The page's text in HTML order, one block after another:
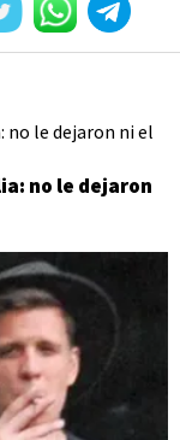
no le dejaron